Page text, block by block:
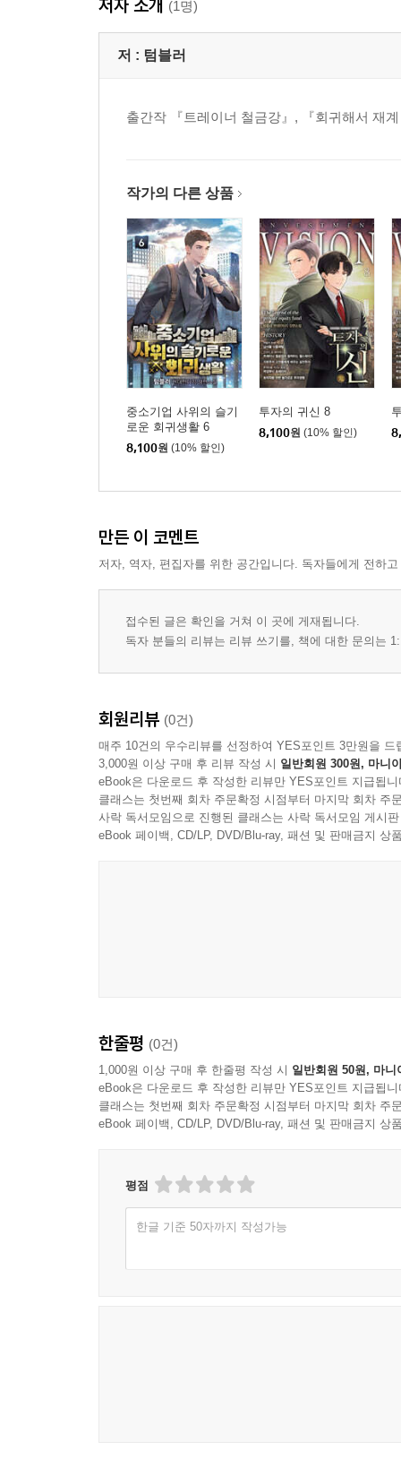
저자 소개 (1명)
저 : 텀블러
출간작 『트레이너 철금강』, 『회귀해서 재
작가의 다른 상품
중소기업 사위의 슬기
로운 회귀생활 6
8,100원 (10% 할인)
투자의 귀신 8
8,100원 (10% 할인)
만든 이 코멘트
저자, 역자, 편집자를 위한 공간입니다. 독자들에게 전하
접수된 글은 확인을 거쳐 이 곳에 게재됩니다.
독자 분들의 리뷰는 리뷰 쓰기를, 책에 대한 문의는
회원리뷰 (0건)
매주 10건의 우수리뷰를 선정하여 YES포인트 3만원을 드
3,000원 이상 구매 후 리뷰 작성 시 일반회원 300원, 마니
eBook은 다운로드 후 작성한 리뷰만 YES포인트 지급됩니
클래스는 첫번째 회차 주문확정 시점부터 마지막 회차 주
사락 독서모임으로 진행된 클래스는 사락 독서모임 게시
eBook 페이백, CD/LP, DVD/Blu-ray, 패션 및 판매금지 상
한줄평 (0건)
1,000원 이상 구매 후 한줄평 작성 시 일반회원 50원, 마니
eBook은 다운로드 후 작성한 리뷰만 YES포인트 지급됩니
클래스는 첫번째 회차 주문확정 시점부터 마지막 회차 주
eBook 페이백, CD/LP, DVD/Blu-ray, 패션 및 판매금지 상
평점
한글 기준 50자까지 작성가능